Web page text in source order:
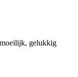
gelukkig